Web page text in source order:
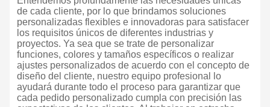
de cada cliente, por lo que brindamos soluciones
personalizadas flexibles e innovadoras para satisfacer
los requisitos únicos de diferentes industrias y
proyectos. Ya sea que se trate de personalizar
funciones, colores y tamaños específicos o realizar
ajustes personalizados de acuerdo con el concepto de
diseño del cliente, nuestro equipo profesional lo
ayudará durante todo el proceso para garantizar que
cada pedido personalizado cumpla con precisión las